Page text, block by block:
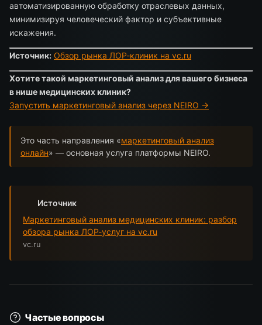
автоматизированную обработку отраслевых данных,
минимизируя человеческий фактор и субъективные
искажения.
Источник: Обзор рынка ЛОР-клиник на vc.ru
Хотите такой маркетинговый анализ для вашего бизнеса
в нише медицинских клиник?
Запустить маркетинговый анализ через NEIRO →
Это часть направления «маркетинговый анализ
онлайн» — основная услуга платформы NEIRO.
Источник
Маркетинговый анализ медицинских клиник: разбор
обзора рынка ЛОР-услуг на vc.ru
vc.ru
Частые вопросы